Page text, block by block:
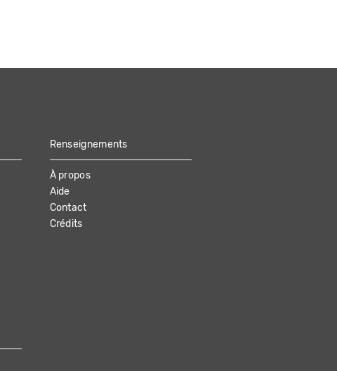
Renseignements
À propos
Aide
Contact
Crédits